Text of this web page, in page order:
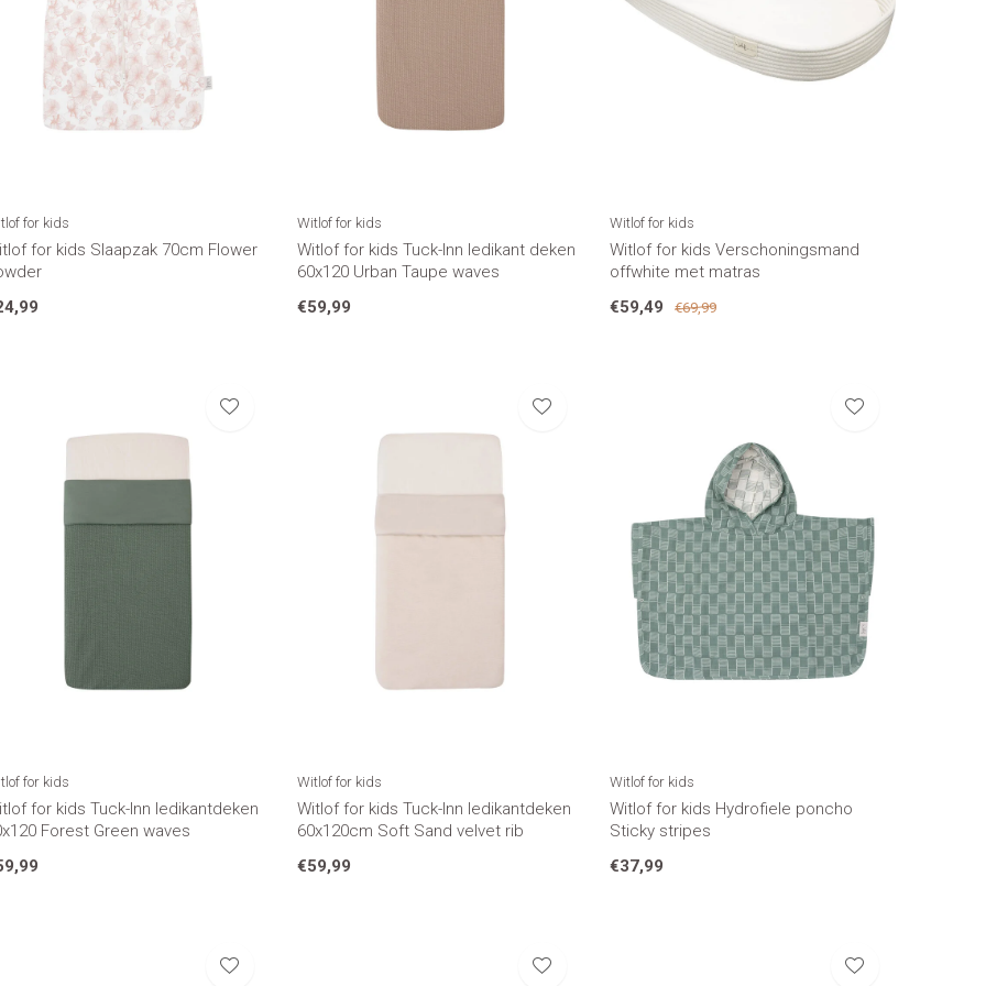
for kids
for kids Slaapzak 70cm Flower
Witlof for kids
Witlof for kids Tuck-Inn ledikant deken
60x120 Urban Taupe waves
€59,99
Witlof for kids
Witlof for kids Verschoningsmand
offwhite met matras
€59,49
€69,99
for kids
for kids Tuck-Inn ledikantdeken
Forest Green waves
Witlof for kids
Witlof for kids Tuck-Inn ledikantdeken
60x120cm Soft Sand velvet rib
€59,99
Witlof for kids
Witlof for kids Hydrofiele poncho
Sticky stripes
€37,99